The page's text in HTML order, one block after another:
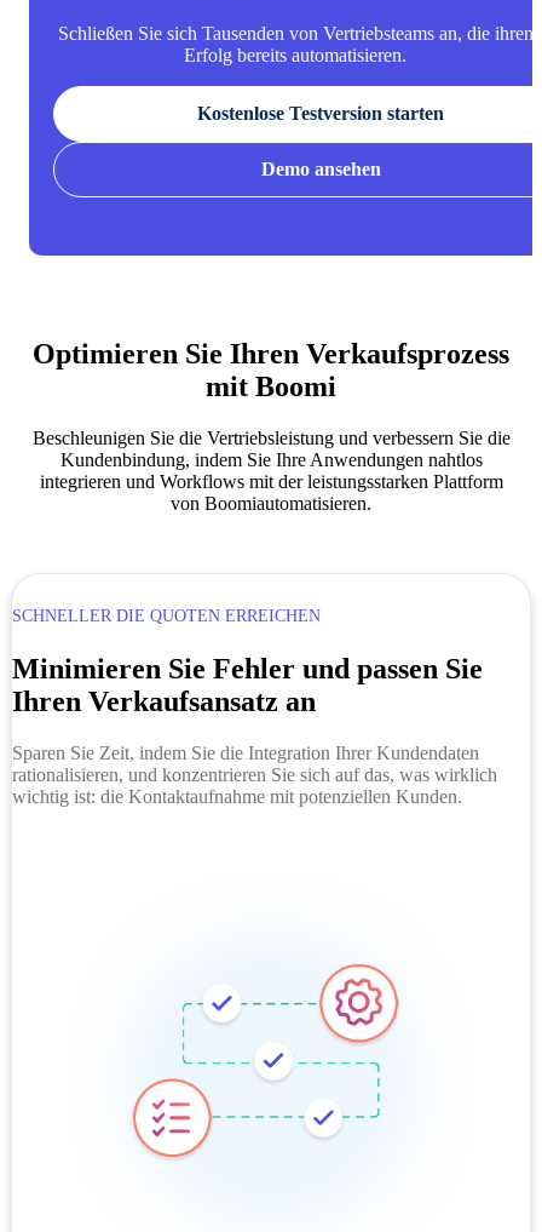
Schließen Sie sich Tausenden von Vertriebsteams an, die ihren
Erfolg bereits automatisieren.
Kostenlose Testversion starten
Demo ansehen
Optimieren Sie Ihren Verkaufsprozess
mit Boomi
Beschleunigen Sie die Vertriebsleistung und verbessern Sie die
Kundenbindung, indem Sie Ihre Anwendungen nahtlos
integrieren und Workflows mit der leistungsstarken Plattform
von Boomiautomatisieren.
SCHNELLER DIE QUOTEN ERREICHEN
Minimieren Sie Fehler und passen Sie
Ihren Verkaufsansatz an
Sparen Sie Zeit, indem Sie die Integration Ihrer Kundendaten
rationalisieren, und konzentrieren Sie sich auf das, was wirklich
wichtig ist: die Kontaktaufnahme mit potenziellen Kunden.